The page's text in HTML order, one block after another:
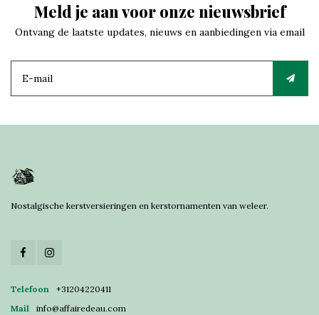
Meld je aan voor onze nieuwsbrief
Ontvang de laatste updates, nieuws en aanbiedingen via email
Nostalgische kerstversieringen en kerstornamenten van weleer.
Telefoon
+31204220411
Mail
info@affairedeau.com